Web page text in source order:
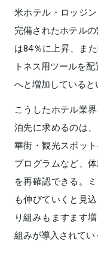
米ホテル・ロッジ
完備されたホテル
は84％に上昇、ま
トネス用ツールを
へと増加していると
こうしたホテル業
泊先に求めるのは
華街・観光スポッ
プログラムなど、
を再確認できる。
も伸びていくと見
り組みもますます
組みが導入されてい